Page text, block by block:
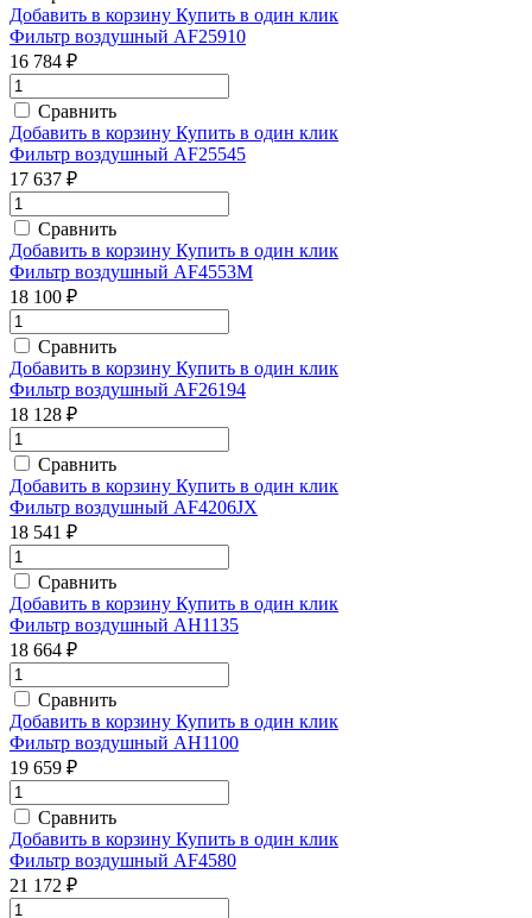
Добавить в корзину Купить в один клик
Фильтр воздушный AF25910
16 784 ₽
Сравнить
Добавить в корзину Купить в один клик
Фильтр воздушный AF25545
17 637 ₽
Сравнить
Добавить в корзину Купить в один клик
Фильтр воздушный AF4553M
18 100 ₽
Сравнить
Добавить в корзину Купить в один клик
Фильтр воздушный AF26194
18 128 ₽
Сравнить
Добавить в корзину Купить в один клик
Фильтр воздушный AF4206JX
18 541 ₽
Сравнить
Добавить в корзину Купить в один клик
Фильтр воздушный AH1135
18 664 ₽
Сравнить
Добавить в корзину Купить в один клик
Фильтр воздушный AH1100
19 659 ₽
Сравнить
Добавить в корзину Купить в один клик
Фильтр воздушный AF4580
21 172 ₽